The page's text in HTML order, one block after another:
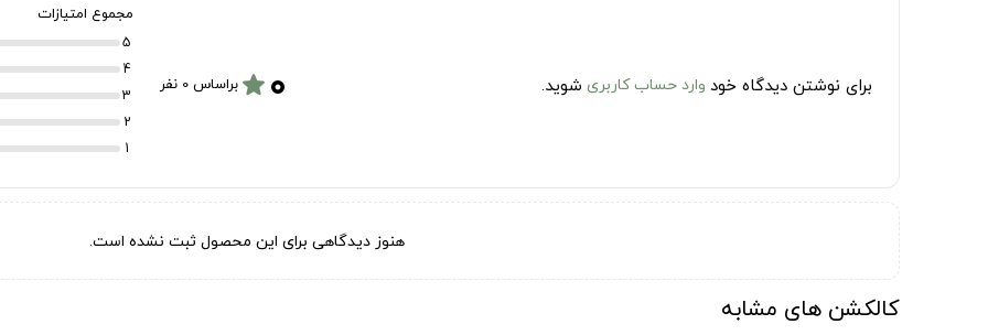
برای نوشتن دیدگاه خود وارد حساب کاربری شوید. ۰ starبراساس 0 نفر
مجموع امتیازات
5
4
3
2
1
هنوز دیدگاهی برای این محصول ثبت نشده است.
کالکشن های مشابه